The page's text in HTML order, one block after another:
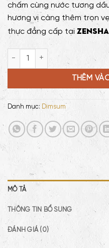
chấm cùng nước tương
hương vị càng thêm trọn
thực đẳng cấp tại
Xíu Mại Tôm số lượng
THÊM
Danh mục: Dimsum
MÔ TẢ
THÔNG TIN BỔ SUNG
ĐÁNH GIÁ (0)